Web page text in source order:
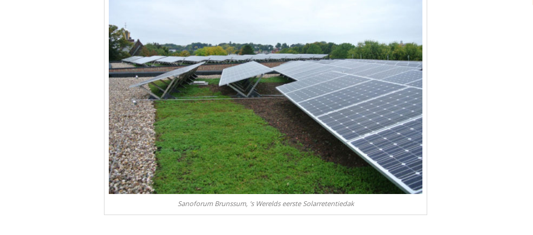
Sanoforum Brunssum, ’s Werelds eerste Solarretentiedak